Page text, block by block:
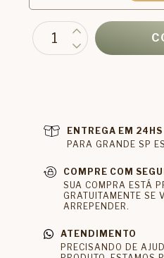
ENTREGA EM 24HS
PARA GRANDE SP
COMPRE COM
SUA COMPRA ESTÁ
GRATUITAMENTE SE
ARREPENDER.
ATENDIMENTO
PRECISANDO DE